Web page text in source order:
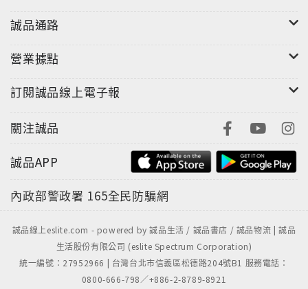
誠品通路
營業據點
訂閱誠品線上電子報
關注誠品
誠品APP
內政部警政署 165全民防騙網
誠品線上eslite.com - powered by 誠品生活 / 誠品書店 / 誠品物流 | 誠品
生活股份有限公司 (eslite Spectrum Corporation)
統一編號：27952966 | 台灣台北市信義區松德路204號B1 服務電話：
0800-666-798／+886-2-8789-8921